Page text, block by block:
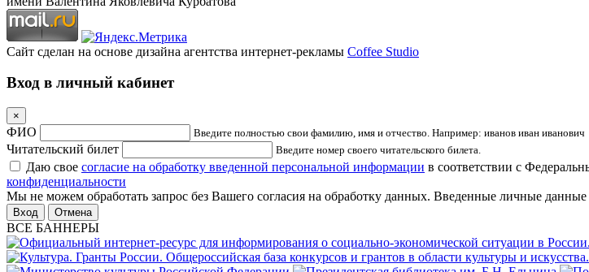
Сайт сделан на основе дизайна агентства интернет-рекламы Coffee Studio
Вход в личный кабинет
×
ФИО Введите полностью свои фамилию, имя и отчество. Например: иванов иван иванович
Читательский билет Введите номер своего читательского билета.
Даю свое согласие на обработку введенной персональной информации в соответствии с
конфиденциальности
Мы не можем обработать запрос без Вашего согласия на обработку данных. Введенные личные
Отмена
ВСЕ БАННЕРЫ